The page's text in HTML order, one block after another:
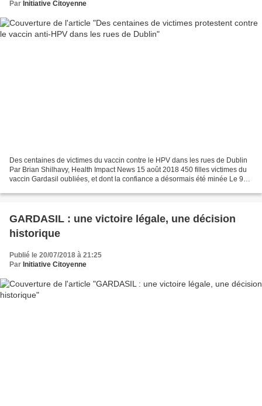
Par Initiative Citoyenne
Des centaines de victimes du vaccin contre le HPV dans les rues de Dublin
Par Brian Shilhavy, Health Impact News 15 août 2018 450 filles victimes du
vaccin Gardasil oubliées, et dont la confiance a désormais été minée Le 9
GARDASIL : une victoire légale, une décision
historique
Publié le 20/07/2018 à 21:25
Par Initiative Citoyenne